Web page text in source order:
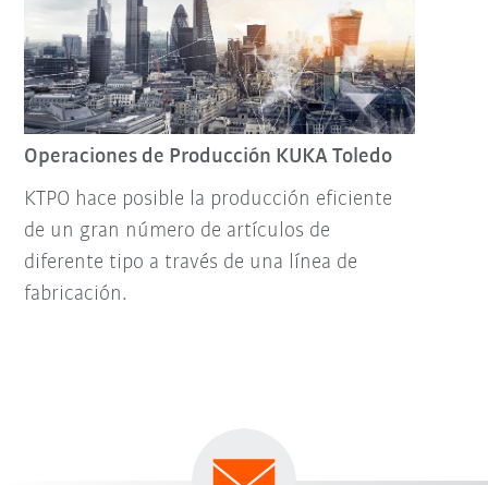
Operaciones de Producción KUKA Toledo
KTPO hace posible la producción eficiente
de un gran número de artículos de
diferente tipo a través de una línea de
fabricación.